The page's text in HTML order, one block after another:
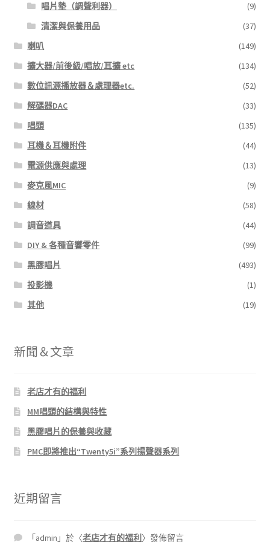
唱片墊（調聲利器）
(9)
清潔與保養用品
(37)
喇叭
(149)
擴大器/前後級/唱放/耳擴 etc
(134)
數位訊源播放器＆處理器etc.
(52)
解碼器DAC
(33)
唱頭
(135)
耳機＆耳機附件
(44)
電源供應與處理
(13)
麥克風MIC
(9)
線材
(58)
調音道具
(44)
DIY & 各種音響零件
(99)
黑膠唱片
(493)
投影機
(1)
其他
(19)
新聞＆文章
老店才有的福利
MM唱頭的結構與特性
黑膠唱片的保養與收藏
PMC即將推出“Twenty5i”系列揚聲器系列
近期留言
「 admin 」於〈老店才有的福利 〉發佈留言